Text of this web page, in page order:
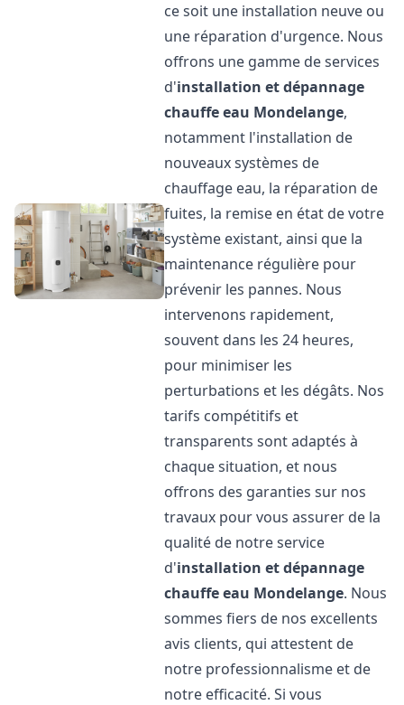
ce soit une installation neuve ou
une réparation d'urgence. Nous
offrons une gamme de services
d'installation et dépannage
chauffe eau Mondelange,
notamment l'installation de
nouveaux systèmes de
chauffage eau, la réparation de
fuites, la remise en état de votre
système existant, ainsi que la
maintenance régulière pour
prévenir les pannes. Nous
intervenons rapidement,
souvent dans les 24 heures,
pour minimiser les
perturbations et les dégâts. Nos
tarifs compétitifs et
transparents sont adaptés à
chaque situation, et nous
offrons des garanties sur nos
travaux pour vous assurer de la
qualité de notre service
d'installation et dépannage
chauffe eau Mondelange. Nous
sommes fiers de nos excellents
avis clients, qui attestent de
notre professionnalisme et de
notre efficacité. Si vous